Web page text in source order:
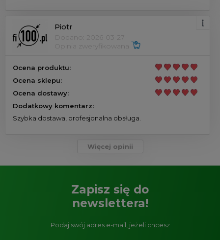
Piotr
Dodano: 2026-03-27
Opinia zweryfikowana
Ocena produktu:
Ocena sklepu:
Ocena dostawy:
Dodatkowy komentarz:
Szybka dostawa, profesjonalna obsługa.
Więcej opinii
Zapisz się do
newslettera!
Podaj swój adres e-mail, jeżeli chcesz